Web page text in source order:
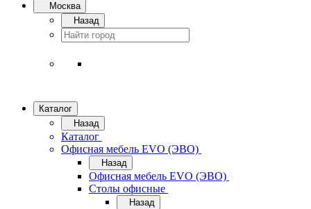
Москва
Назад
Каталог
Назад
Каталог
Офисная мебель EVO (ЭВО)
Назад
Офисная мебель EVO (ЭВО)
Cтолы офисные
Назад